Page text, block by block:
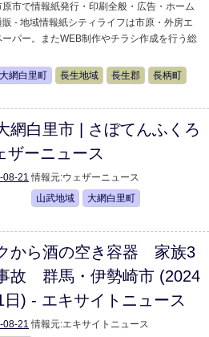
市で情報紙発行・印刷全般・広告・ホーム
- 地域情報紙シティライフは市原・外房エ
パー。またWEB制作やチラシ作成を行う総
大網白里町 長生地域 長生郡 長柄町
網白里市 | さぼてんふくろ
ザーニュース
08-21 情報元:ウェザーニュース
山武地域
大網白里町
から酒の空き容器 家族3
故 群馬・伊勢崎市 (2024
日) - エキサイトニュース
08-21 情報元:エキサイトニュース